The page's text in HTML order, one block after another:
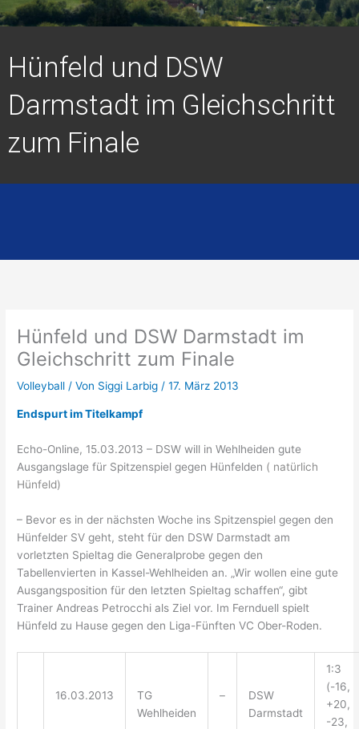
Hünfeld und DSW
Darmstadt im Gleichschritt
zum Finale
Hünfeld und DSW Darmstadt im
Gleichschritt zum Finale
Volleyball / Von Siggi Larbig/17. März 2013
Endspurt im Titelkampf
Echo-Online, 15.03.2013 – DSW will in Wehlheiden gute
Ausgangslage für Spitzenspiel gegen Hünfelden ( natürlich
Hünfeld)
– Bevor es in der nächsten Woche ins Spitzenspiel gegen den
Hünfelder SV geht, steht für den DSW Darmstadt am
vorletzten Spieltag die Generalprobe gegen den
Tabellenvierten in Kassel-Wehlheiden an. „Wir wollen eine gute
Ausgangsposition für den letzten Spieltag schaffen“, gibt
Trainer Andreas Petrocchi als Ziel vor. Im Fernduell spielt
Hünfeld zu Hause gegen den Liga-Fünften VC Ober-Roden.
16.03.2013
TG
Wehlheiden
–
DSW
Darmstadt
1:3
(-16,
+20,
-23,